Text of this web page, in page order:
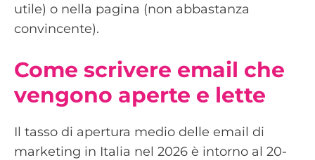
utile) o nella pagina (non abbastanza
convincente).
Come scrivere email che
vengono aperte e lette
Il tasso di apertura medio delle email di
marketing in Italia nel 2026 è intorno al 20-